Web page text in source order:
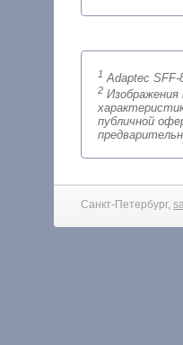
1 Adaptec SFF-
2Изображения
публичной
Санкт-Петербург,